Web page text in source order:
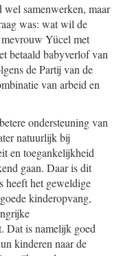
samenwerken, maar
was: wat wil de
Yücel met
betaald babyverlof van
de Partij van de
van arbeid en
ondersteuning van
natuurlijk bij
en toegankelijkheid
gaan. Daar is dit
heeft het geweldige
kinderopvang,
Dat is namelijk goed
kinderen naar de